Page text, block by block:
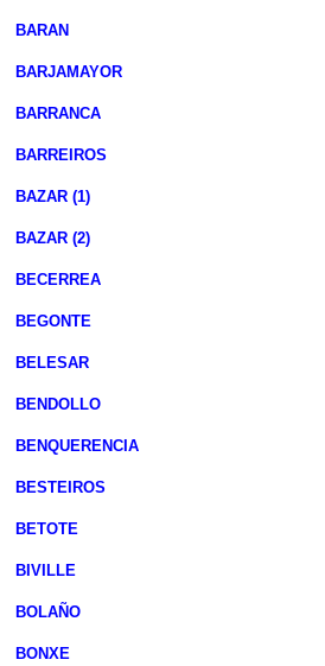
BARAN
BARJAMAYOR
BARRANCA
BARREIROS
BAZAR (1)
BAZAR (2)
BECERREA
BEGONTE
BELESAR
BENDOLLO
BENQUERENCIA
BESTEIROS
BETOTE
BIVILLE
BOLAÑO
BONXE